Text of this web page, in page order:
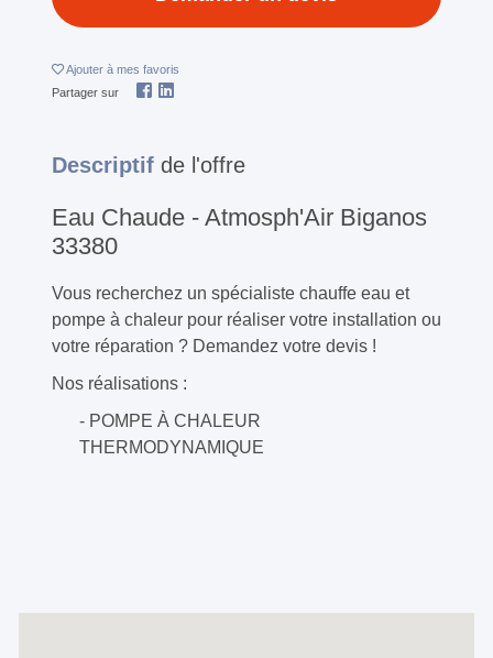
Ajouter à mes favoris
Partager sur
Descriptif de l'offre
Eau Chaude - Atmosph'Air Biganos
33380
Vous recherchez un spécialiste chauffe eau et
pompe à chaleur pour réaliser votre installation ou
votre réparation ? Demandez votre devis !
Nos réalisations :
- POMPE À CHALEUR
THERMODYNAMIQUE